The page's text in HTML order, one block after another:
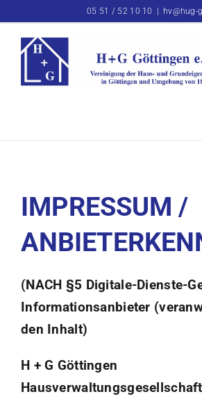
springen
05 51 / 52 10 10 hv@hug-
IMPRESSUM /
(NACH §5 Digitale-Dienste-
Informationsanbieter
den Inhalt)
H + G Göttingen